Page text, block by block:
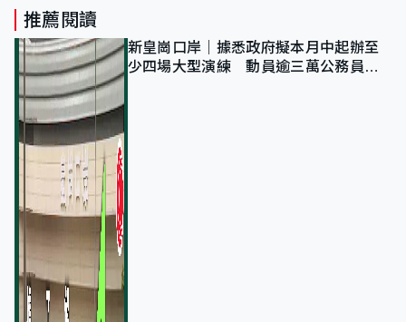
推薦閱讀
新皇崗口岸｜據悉政府擬本月中起辦至
少四場大型演練 動員逾三萬公務員人